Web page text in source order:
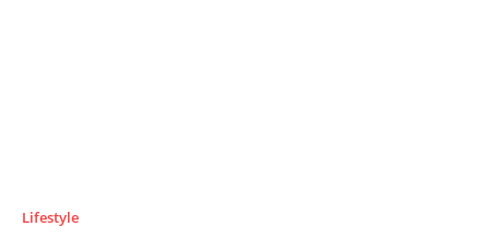
Lifestyle